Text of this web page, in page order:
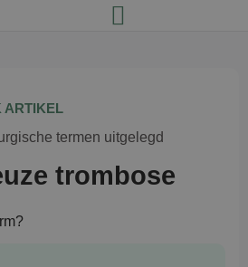
ARTIKEL
termen uitgelegd
trombose